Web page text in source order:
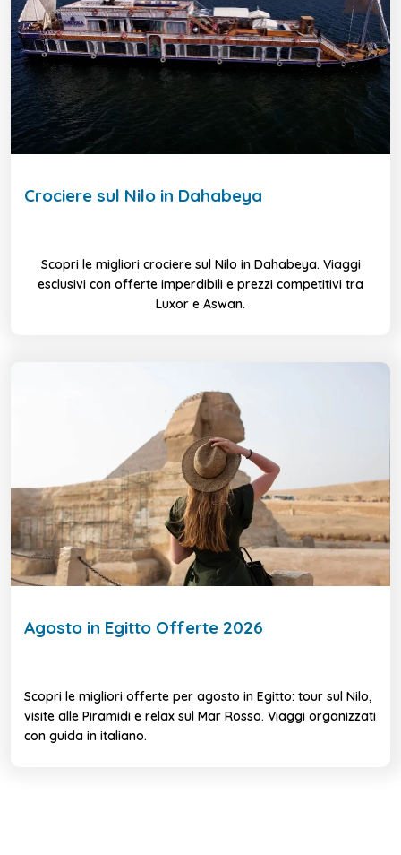
Crociere sul Nilo in Dahabeya
Scopri le migliori crociere sul Nilo in Dahabeya. Viaggi
esclusivi con offerte imperdibili e prezzi competitivi tra
Luxor e Aswan.
Agosto in Egitto Offerte 2026
Scopri le migliori offerte per agosto in Egitto: tour sul Nilo,
visite alle Piramidi e relax sul Mar Rosso. Viaggi organizzati
con guida in italiano.